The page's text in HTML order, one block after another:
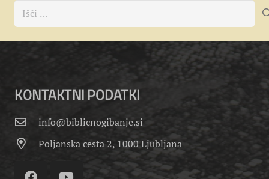
Išči:
KONTAKTNI PODATKI
info@biblicnogibanje.si
Poljanska cesta 2, 1000 Ljubljana